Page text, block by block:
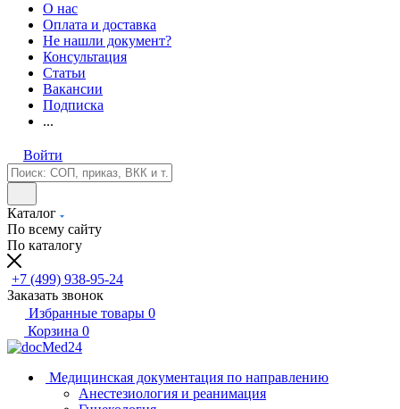
О нас
Оплата и доставка
Не нашли документ?
Консультация
Статьи
Вакансии
Подписка
...
Войти
Каталог
По всему сайту
По каталогу
+7 (499) 938-95-24
Заказать звонок
Избранные товары 0
Корзина 0
Медицинская документация по направлению
Анестезиология и реанимация